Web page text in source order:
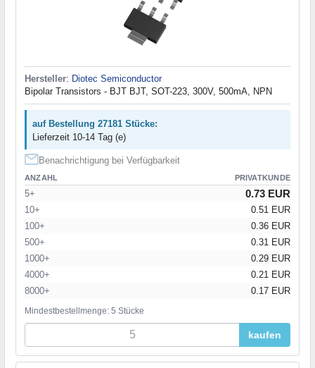
Hersteller: Diotec Semiconductor
Bipolar Transistors - BJT BJT, SOT-223, 300V, 500mA, NPN
auf Bestellung 27181 Stücke:
Lieferzeit 10-14 Tag (e)
Benachrichtigung bei Verfügbarkeit
ANZAHL PRIVATKUNDE
5+ 0.73 EUR
10+
0.51 EUR
100+
0.36 EUR
500+
0.31 EUR
1000+
0.29 EUR
4000+
0.21 EUR
8000+
0.17 EUR
Mindestbestellmenge: 5 Stücke
kaufen